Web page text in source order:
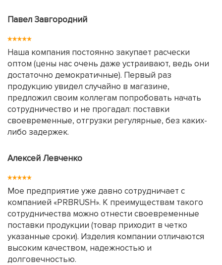
Павел Завгородний
Наша компания постоянно закупает расчески
оптом (цены нас очень даже устраивают, ведь они
достаточно демократичные). Первый раз
продукцию увидел случайно в магазине,
предложил своим коллегам попробовать начать
сотрудничество и не прогадал: поставки
своевременные, отгрузки регулярные, без каких-
либо задержек.
Алексей Левченко
Мое предприятие уже давно сотрудничает с
компанией «PRBRUSH». К преимуществам такого
сотрудничества можно отнести своевременные
поставки продукции (товар приходит в четко
указанные сроки). Изделия компании отличаются
высоким качеством, надежностью и
долговечностью.